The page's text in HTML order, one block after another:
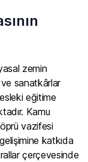
zemin
sanatkârlar
eğitime
Kamu
vazifesi
katkıda
çerçevesinde